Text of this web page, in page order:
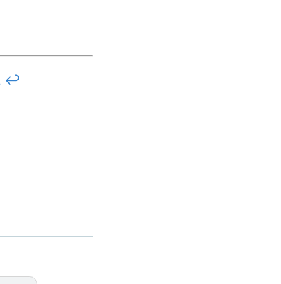
↩︎